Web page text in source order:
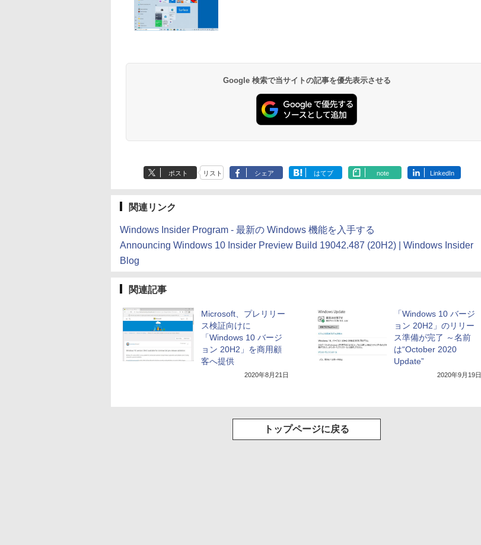
ズ (はぴーイラスト
￥1,292
マニュアル AI副業に
もKindle出版にも！
非エンジニアのため
のAIコーディング入
￥99
るさ自動調整、色調
持続バッテリー、広
告なし、メタリック
￥27,980
ト、12週間持続バッ
ブラック
￥22,980
レイ、色調調節ライ
ッテリー、広告無
し、ブラック (2025
年発売)
￥31,980
Google 検索で当サイトの記事を優先表示させる
ポスト リスト シェア はてブ note LinkedIn
関連リンク
Windows Insider Program - 最新の Windows 機能を入手する
Announcing Windows 10 Insider Preview Build 19042.487 (20H2) | Windows Insider
Blog
関連記事
Microsoft、プレリリー
ス検証向けに
「Windows 10 バージ
ョン 20H2」を商用顧
客へ提供
2020年8月21日
「Windows 10 バージ
ョン 20H2」のリリー
ス準備が完了 ～名前
は“October 2020
Update”
2020年9月19日
トップページに戻る